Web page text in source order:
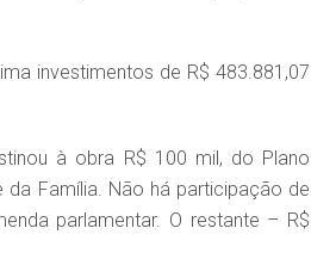
investimentos de R$ 483.881,07
à obra R$ 100 mil, do Plano
da Família. Não há participação de
parlamentar. O restante – R$